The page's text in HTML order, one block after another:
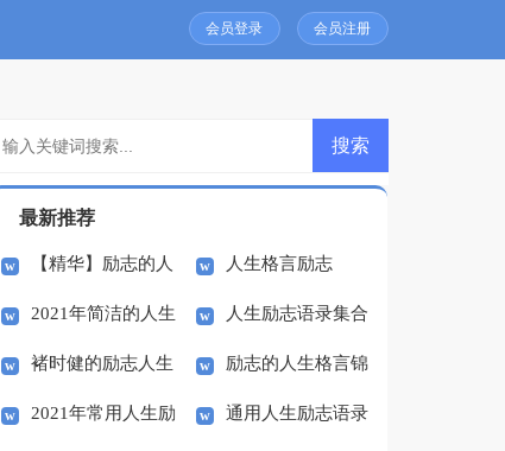
会员登录 会员注册
最新推荐
【精华】励志的人
生格言69条
人生格言励志
2021年简洁的人生
励志语录汇总91句
人生励志语录集合
41条
褚时健的励志人生 励志的人生格言锦
集60句
2021年常用人生励 通用人生励志语录